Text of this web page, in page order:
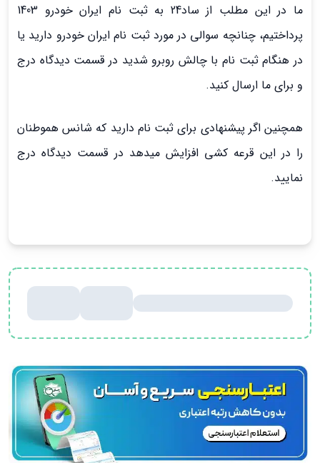
ما در این مطلب از ساد24 به ثبت نام ایران خودرو 1403
پرداختیم، چنانچه سوالی در مورد ثبت نام ایران خودرو دارید یا
در هنگام ثبت نام با چالش روبرو شدید در قسمت دیدگاه درج
و برای ما ارسال کنید.
همچنین اگر پیشنهادی برای ثبت نام دارید که شانس هموطنان
را در این قرعه کشی افزایش میدهد در قسمت دیدگاه درج
نمایید.